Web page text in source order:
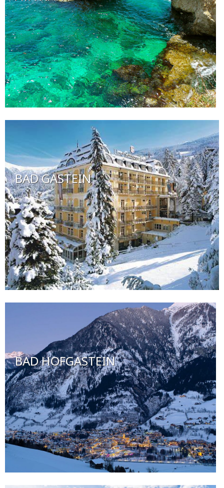
BAD GASTEIN
BAD HOFGASTEIN